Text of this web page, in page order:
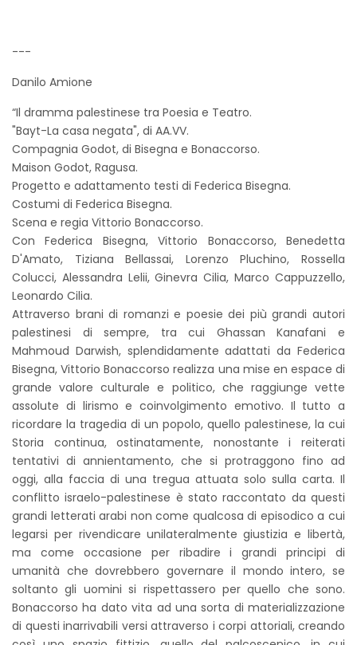
---
Danilo Amione
“Il dramma palestinese tra Poesia e Teatro.
"Bayt-La casa negata", di AA.VV.
Compagnia Godot, di Bisegna e Bonaccorso.
Maison Godot, Ragusa.
Progetto e adattamento testi di Federica Bisegna.
Costumi di Federica Bisegna.
Scena e regia Vittorio Bonaccorso.
Con Federica Bisegna, Vittorio Bonaccorso, Benedetta
D'Amato, Tiziana Bellassai, Lorenzo Pluchino, Rossella
Colucci, Alessandra Lelii, Ginevra Cilia, Marco Cappuzzello,
Leonardo Cilia.
Attraverso brani di romanzi e poesie dei più grandi autori
palestinesi di sempre, tra cui Ghassan Kanafani e
Mahmoud Darwish, splendidamente adattati da Federica
Bisegna, Vittorio Bonaccorso realizza una mise en espace di
grande valore culturale e politico, che raggiunge vette
assolute di lirismo e coinvolgimento emotivo. Il tutto a
ricordare la tragedia di un popolo, quello palestinese, la cui
Storia continua, ostinatamente, nonostante i reiterati
tentativi di annientamento, che si protraggono fino ad
oggi, alla faccia di una tregua attuata solo sulla carta. Il
conflitto israelo-palestinese è stato raccontato da questi
grandi letterati arabi non come qualcosa di episodico a cui
legarsi per rivendicare unilateralmente giustizia e libertà,
ma come occasione per ribadire i grandi principi di
umanità che dovrebbero governare il mondo intero, se
soltanto gli uomini si rispettassero per quello che sono.
Bonaccorso ha dato vita ad una sorta di materializzazione
di questi inarrivabili versi attraverso i corpi attoriali, creando